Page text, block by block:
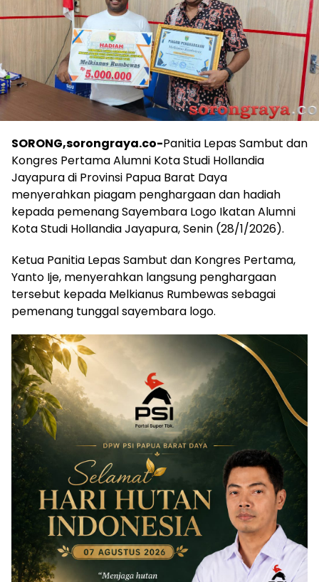
SORONG,sorongraya.co-Panitia Lepas Sambut dan
Kongres Pertama Alumni Kota Studi Hollandia
Jayapura di Provinsi Papua Barat Daya
menyerahkan piagam penghargaan dan hadiah
kepada pemenang Sayembara Logo Ikatan Alumni
Kota Studi Hollandia Jayapura, Senin (28/1/2026).
Ketua Panitia Lepas Sambut dan Kongres Pertama,
Yanto Ije, menyerahkan langsung penghargaan
tersebut kepada Melkianus Rumbewas sebagai
pemenang tunggal sayembara logo.